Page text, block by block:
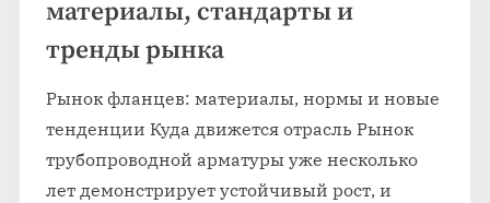
материалы, стандарты и
тренды рынка
Рынок фланцев: материалы, нормы и новые
тенденции Куда движется отрасль Рынок
трубопроводной арматуры уже несколько
лет демонстрирует устойчивый рост, и